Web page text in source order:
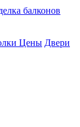
балконов
Цены Двери